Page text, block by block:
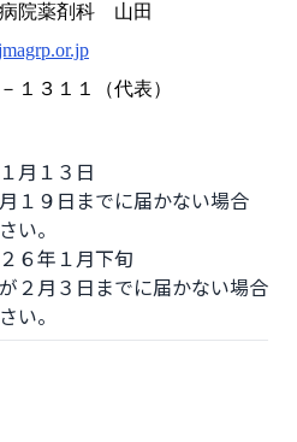
院薬剤科 山田
１３１１（代表）
月１３日
１９日までに届かない場合
い。
６年１月下旬
２月３日までに届かない場合
い。